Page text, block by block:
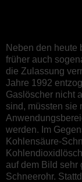
Neben den heute
früher auch
die Zulassung
Jahre 1992
Gaslöscher nicht
sind, müssten sie
werden. Im
Kohlensäure-
auf dem Bild sehr
Schneerohr.